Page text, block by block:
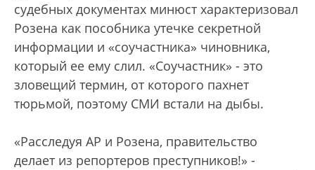
судебных документах минюст характеризовал
Розена как пособника утечке секретной
информации и «соучастника» чиновника,
который ее ему слил. «Соучастник» - это
зловещий термин, от которого пахнет
тюрьмой, поэтому СМИ встали на дыбы.
«Расследуя АP и Розена, правительство
делает из репортеров преступников!» -